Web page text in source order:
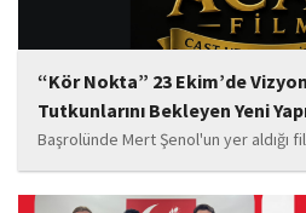
“Kör Nokta” 23 Ekim’de
Tutkunlarını Bekleyen Yeni
Başrolünde Mert Şenol'un yer aldığı
Esma Kıyanç, Ayşe Aktaş, Berna
Sema Yaldıran, Sıla Altıntaş, İsmail